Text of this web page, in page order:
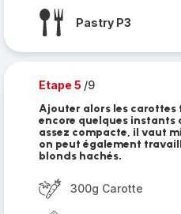
Pastry P3
Etape 5 /9
Ajouter alors les carottes
encore quelques
assez compacte, il vaut
on peut également
blonds hachés.
300g Carotte